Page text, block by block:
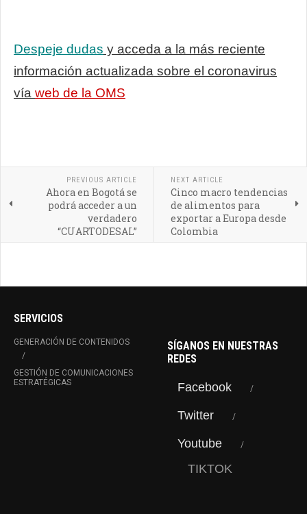
Despeje dudas y acceda a la más reciente
información actualizada sobre el coronavirus
vía web de la OMS
PREVIOUS ARTICLE
Ahora en Bogotá se
podrá acceder a un
verdadero
“CUARTODESAL”
NEXT ARTICLE
Cinco macro tendencias
de alimentos para
exportar a Europa desde
Colombia
SERVICIOS
GENERACIÓN DE CONTENIDOS
GESTIÓN DE COMUNICACIONES
ESTRATÉGICAS
SÍGANOS EN NUESTRAS
REDES
Facebook
Twitter
Youtube
TIKTOK